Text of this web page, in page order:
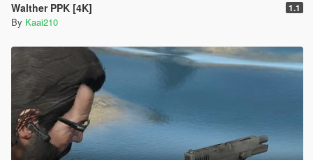
Walther PPK [4K] 1.1
By Kaai210